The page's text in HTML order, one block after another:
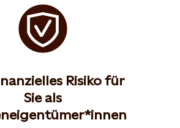
hinweg eine verlässliche
dar.
Risiko für
Sie als